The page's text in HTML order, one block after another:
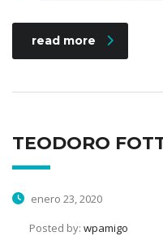
read more
TEODORO
enero 23, 2020
Posted by: wpamigo